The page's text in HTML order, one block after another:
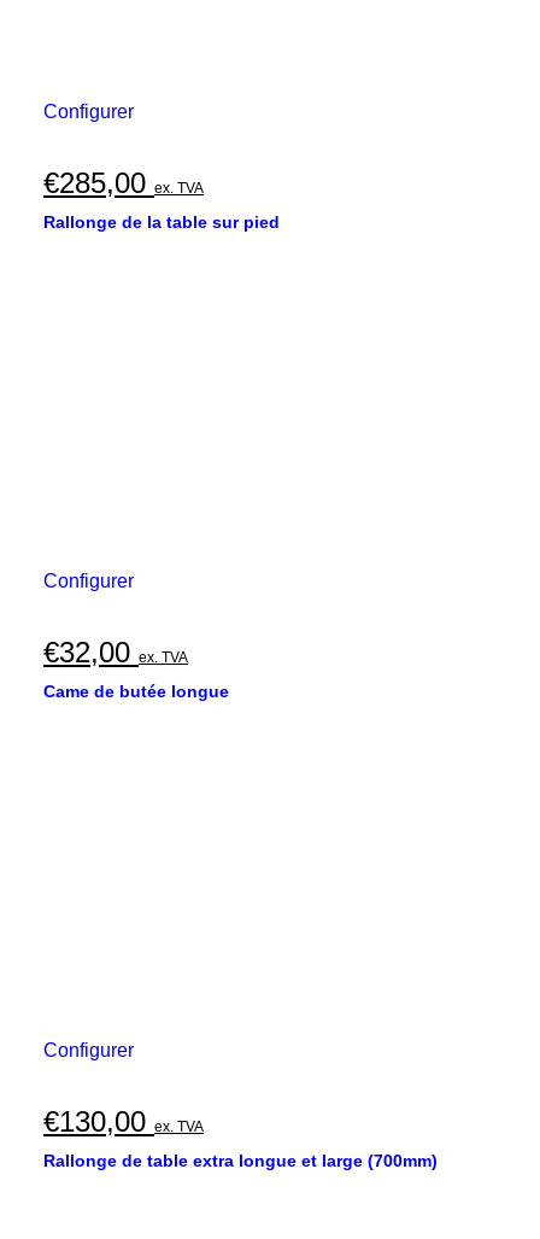
Configurer
€285,00 ex. TVA
Rallonge de la table sur pied
Configurer
€32,00 ex. TVA
Came de butée longue
Configurer
€130,00 ex. TVA
Rallonge de table extra longue et large (700mm)